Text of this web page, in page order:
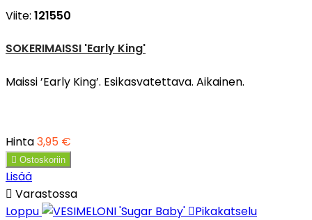
Viite: 121550
SOKERIMAISSI 'Early King'
Maissi ’Early King’. Esikasvatettava. Aikainen.
Hinta3,95 €
 Ostoskoriin
Lisää
 Varastossa
Loppu
Pikakatselu